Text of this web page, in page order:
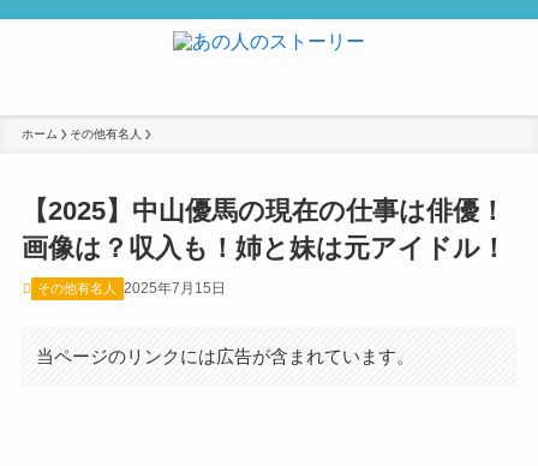
ホーム その他有名人
【2025】中山優馬の現在の仕事は俳優！
画像は？収入も！姉と妹は元アイドル！
その他有名人 2025年7月15日
当ページのリンクには広告が含まれています。